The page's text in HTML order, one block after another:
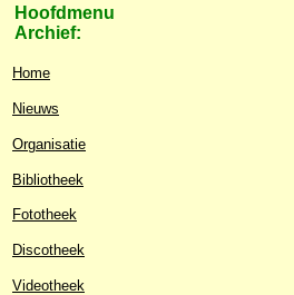
Hoofdmenu
Archief:
Home
Nieuws
Organisatie
Bibliotheek
Fototheek
Discotheek
Videotheek